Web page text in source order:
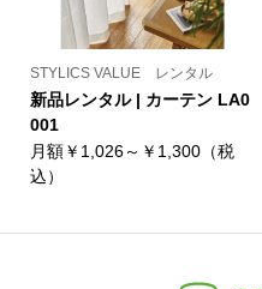
STYLICS VALUE レンタル
新品レンタル | カーテン LA0
001
月額￥1,026～￥1,300（税
込）